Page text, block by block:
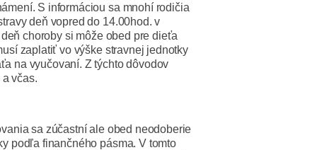
S informáciou sa mnohí rodičia
deň vopred do 14.00hod. v
choroby si môže obed pre dieťa
zaplatiť vo výške stravnej jednotky
na vyučovaní. Z týchto dôvodov
včas.
sa zúčastní ale obed neodoberie
podľa finančného pásma. V tomto